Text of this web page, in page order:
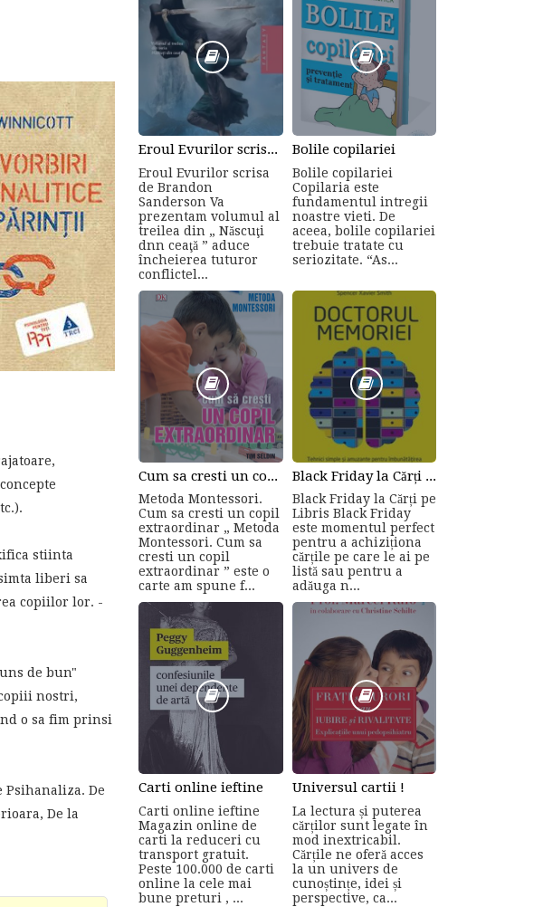
stiinta
liberi sa
copiilor lor. -
de bun"
nostri,
o sa fim prinsi
De
De la
Eroul Evurilor scrisa de Brandon Sanderson (Volumul 3)
Eroul Evurilor scrisa
de Brandon
Sanderson Va
prezentam volumul al
treilea din „ Născuţi
dnn ceaţă ” aduce
încheierea tuturor
conflictel...
Bolile copilariei
Bolile copilariei
Copilaria este
fundamentul intregii
noastre vieti. De
aceea, bolile copilariei
trebuie tratate cu
seriozitate. “As...
Cum sa cresti un copil...
Metoda Montessori.
Cum sa cresti un copil
extraordinar „ Metoda
Montessori. Cum sa
cresti un copil
extraordinar ” este o
carte am spune f...
Black Friday la Cărți pe Libris
Black Friday la Cărți pe
Libris Black Friday
este momentul perfect
pentru a achiziționa
cărțile pe care le ai pe
listă sau pentru a
adăuga n...
Carti online ieftine
Carti online ieftine
Magazin online de
carti la reduceri cu
transport gratuit.
Peste 100.000 de carti
online la cele mai
bune preturi , ...
Universul cartii !
La lectura și puterea
cărților sunt legate în
mod inextricabil.
Cărțile ne oferă acces
la un univers de
cunoștințe, idei și
perspective, ca...